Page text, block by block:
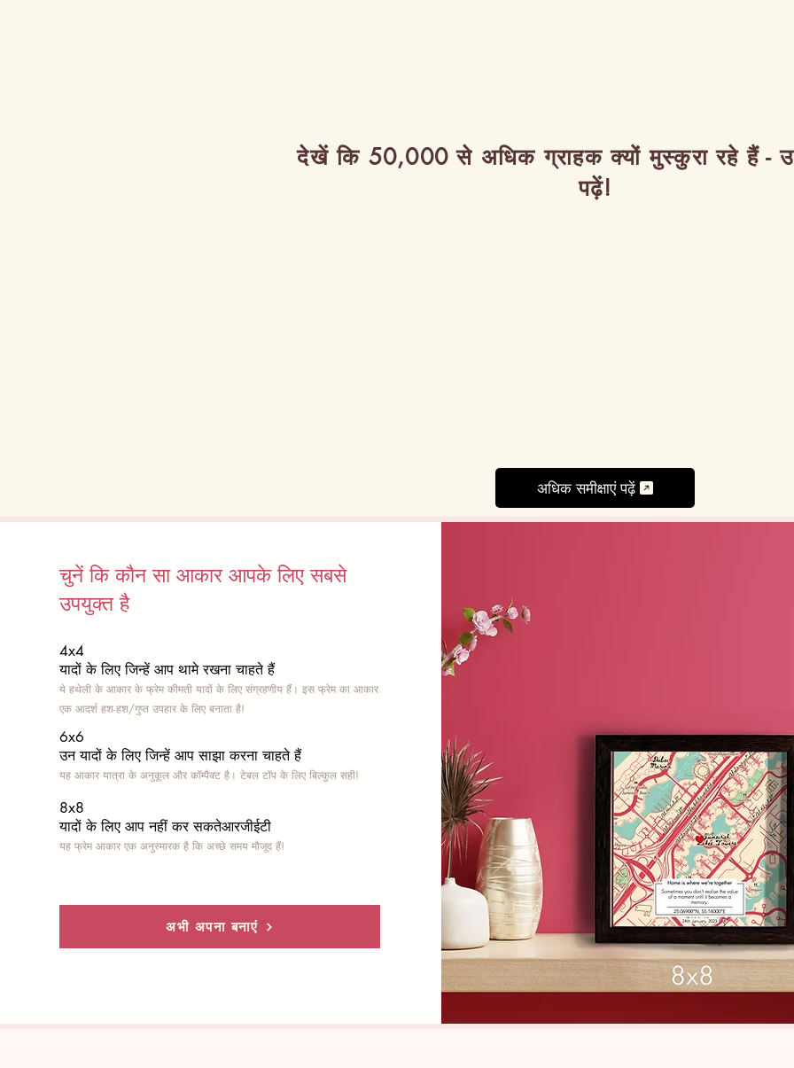
देखें कि 50,000 से अधिक ग्राहक क्यों मुस्कुरा रहे हैं -
पढ़ें!
अधिक समीक्षाएं पढ़ें
चुनें कि कौन सा आकार आपके लिए सबसे
उपयुक्त है
4x4
यादों के लिए जिन्हें आप थामे रखना चाहते हैं
ये हथेली के आकार के फ्रेम कीमती यादों के लिए संग्रहणीय हैं। इस फ्रेम का आकार
एक आदर्श हश-हश/गुप्त उपहार के लिए बनाता है!
6x6
उन यादों के लिए जिन्हें आप साझा करना चाहते हैं
यह आकार यात्रा के अनुकूल और कॉम्पैक्ट है। टेबल टॉप के लिए बिल्कुल सही!
8x8
यादों के लिए आप नहीं कर सकतेआरजीईटी
यह फ्रेम आकार एक अनुस्मारक है कि अच्छे समय मौजूद हैं!
अभी अपना बनाएं